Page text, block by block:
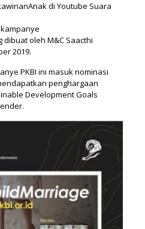
di Youtube Suara
oleh M&C Saacthi
2019.
PKBI ini masuk nominasi
penghargaan
Development Goals